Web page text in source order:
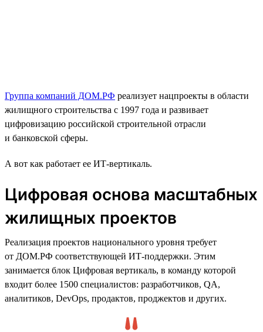
Группа компаний ДОМ.РФ реализует нацпроекты в области
жилищного строительства с 1997 года и развивает
цифровизацию российской строительной отрасли
и банковской сферы.
А вот как работает ее ИТ-вертикаль.
Цифровая основа масштабных
жилищных проектов
Реализация проектов национального уровня требует
от ДОМ.РФ соответствующей ИТ-поддержки. Этим
занимается блок Цифровая вертикаль, в команду которой
входит более 1500 специалистов: разработчиков, QA,
аналитиков, DevOps, продактов, проджектов и других.